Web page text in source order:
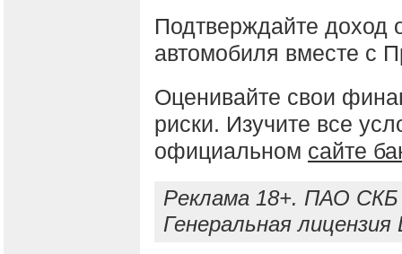
Подтверждайте доход
автомобиля вместе с
Оценивайте свои
риски. Изучите все
официальном сайте
Реклама 18+. ПАО СКБ
Генеральная